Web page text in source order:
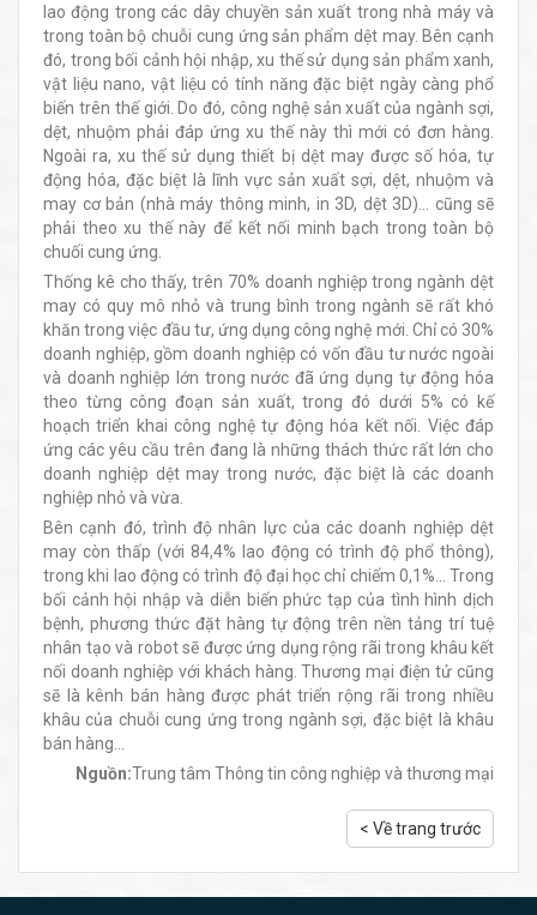
lao động trong các dây chuyền sản xuất trong nhà máy và
trong toàn bộ chuỗi cung ứng sản phẩm dệt may. Bên cạnh
đó, trong bối cảnh hội nhập, xu thế sử dụng sản phẩm xanh,
vật liệu nano, vật liệu có tính năng đặc biệt ngày càng phổ
biến trên thế giới. Do đó, công nghệ sản xuất của ngành sợi,
dệt, nhuộm phải đáp ứng xu thế này thì mới có đơn hàng.
Ngoài ra, xu thế sử dụng thiết bị dệt may được số hóa, tự
động hóa, đặc biệt là lĩnh vực sản xuất sợi, dệt, nhuộm và
may cơ bản (nhà máy thông minh, in 3D, dệt 3D)… cũng sẽ
phải theo xu thế này để kết nối minh bạch trong toàn bộ
chuối cung ứng.
Thống kê cho thấy, trên 70% doanh nghiệp trong ngành dệt
may có quy mô nhỏ và trung bình trong ngành sẽ rất khó
khăn trong việc đầu tư, ứng dụng công nghệ mới. Chỉ có 30%
doanh nghiệp, gồm doanh nghiệp có vốn đầu tư nước ngoài
và doanh nghiệp lớn trong nước đã ứng dụng tự động hóa
theo từng công đoạn sản xuất, trong đó dưới 5% có kế
hoạch triển khai công nghệ tự động hóa kết nối. Việc đáp
ứng các yêu cầu trên đang là những thách thức rất lớn cho
doanh nghiệp dệt may trong nước, đặc biệt là các doanh
nghiệp nhỏ và vừa.
Bên cạnh đó, trình độ nhân lực của các doanh nghiệp dệt
may còn thấp (với 84,4% lao động có trình độ phổ thông),
trong khi lao động có trình độ đại học chỉ chiếm 0,1%... Trong
bối cảnh hội nhập và diễn biến phức tạp của tình hình dịch
bệnh, phương thức đặt hàng tự động trên nền tảng trí tuệ
nhân tạo và robot sẽ được ứng dụng rộng rãi trong khâu kết
nối doanh nghiệp với khách hàng. Thương mại điện tử cũng
sẽ là kênh bán hàng được phát triển rộng rãi trong nhiều
khâu của chuỗi cung ứng trong ngành sợi, đặc biệt là khâu
bán hàng…
Nguồn:Trung tâm Thông tin công nghiệp và thương mại
< Về trang trước